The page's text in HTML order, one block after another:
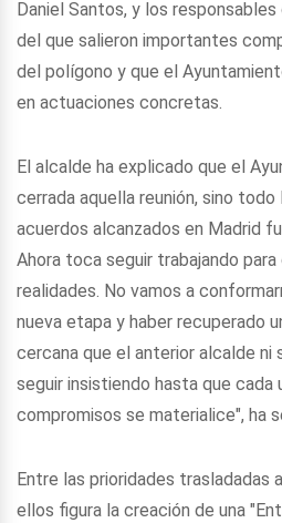
Daniel Santos, y los
del que salieron importantes
del polígono y que el
en actuaciones concretas.
El alcalde ha explicado que el
cerrada aquella reunión, sino
acuerdos alcanzados en Madrid
Ahora toca seguir trabajando
realidades. No vamos a
nueva etapa y haber recuperado
cercana que el anterior alcalde ni
seguir insistiendo hasta que cada
compromisos se materialice", ha
Entre las prioridades trasladadas
ellos figura la creación de una